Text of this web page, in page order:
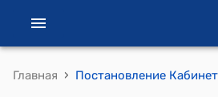
Главная ›